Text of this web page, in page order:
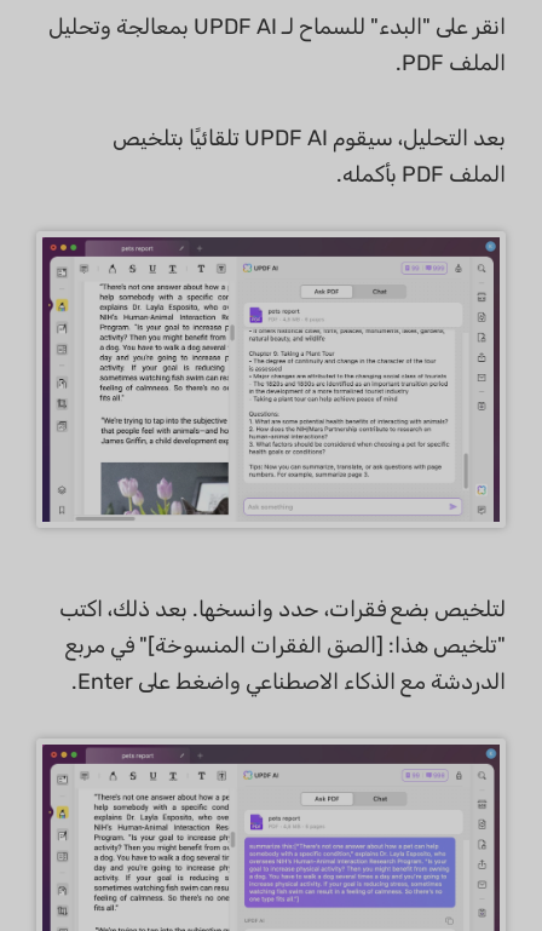
انقر على "البدء" للسماح لـ UPDF AI بمعالجة وتحليل
الملف PDF.
بعد التحليل، سيقوم UPDF AI تلقائيًا بتلخيص
الملف PDF بأكمله.
لتلخيص بضع فقرات، حدد وانسخها. بعد ذلك، اكتب
"تلخيص هذا: [الصق الفقرات المنسوخة]" في مربع
الدردشة مع الذكاء الاصطناعي واضغط على Enter.